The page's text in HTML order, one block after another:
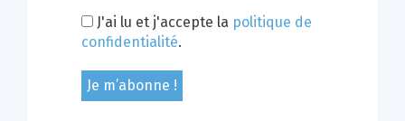
J'ai lu et j'accepte la politique de
confidentialité.